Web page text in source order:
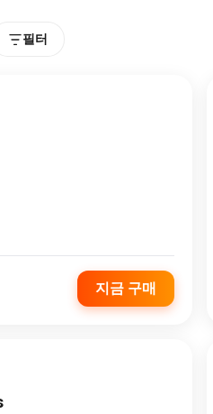
필터
지금 구매